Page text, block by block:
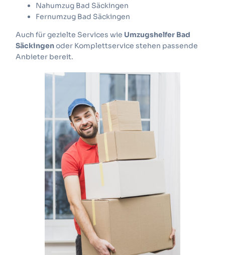
Nahumzug Bad Säckingen
Fernumzug Bad Säckingen
Auch für gezielte Services wie Umzugshelfer Bad
Säckingenoder Komplettservice stehen passende
Anbieter bereit.